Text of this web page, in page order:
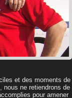
et des moments de
nous ne retiendrons de
pour amener